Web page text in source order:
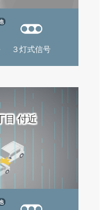
３灯式信号
目 付近